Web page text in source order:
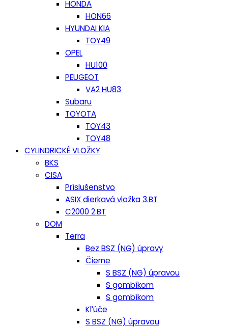
HONDA
HON66
HYUNDAI KIA
TOY49
OPEL
HU100
PEUGEOT
VA2 HU83
Subaru
TOYOTA
TOY43
TOY48
CYLINDRICKÉ VLOŽKY
BKS
CISA
Príslušenstvo
ASIX dierkavá vložka 3.BT
C2000 2.BT
DOM
Terra
Bez BSZ (NG) úpravy
Čierne
S BSZ (NG) úpravou
S gombíkom
S gombíkom
Kľúče
S BSZ (NG) úpravou